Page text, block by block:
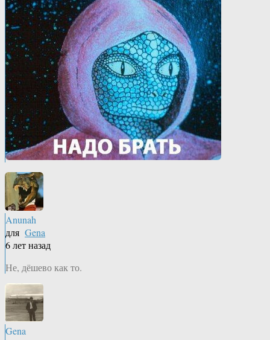
Anunah
для Gena
6 лет назад
Не, дёшево как то.
Gena